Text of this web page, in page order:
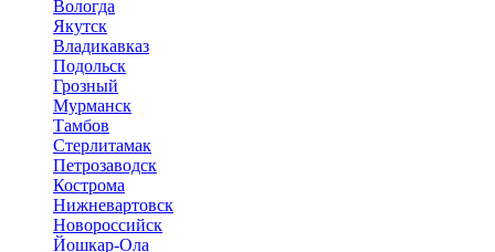
Вологда
Якутск
Владикавказ
Подольск
Грозный
Мурманск
Тамбов
Стерлитамак
Петрозаводск
Кострома
Нижневартовск
Новороссийск
Йошкар-Ола